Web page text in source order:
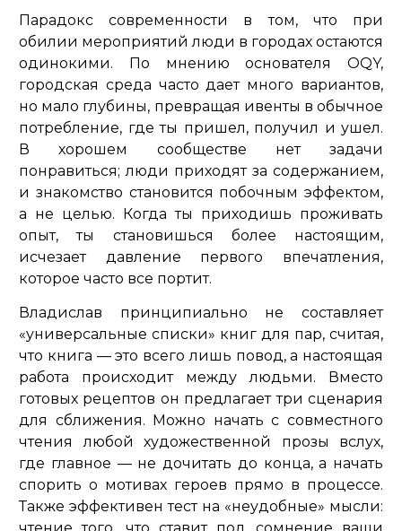
Парадокс современности в том, что при
обилии мероприятий люди в городах остаются
одинокими. По мнению основателя OQY,
городская среда часто дает много вариантов,
но мало глубины, превращая ивенты в обычное
потребление, где ты пришел, получил и ушел.
В хорошем сообществе нет задачи
понравиться; люди приходят за содержанием,
и знакомство становится побочным эффектом,
а не целью. Когда ты приходишь проживать
опыт, ты становишься более настоящим,
исчезает давление первого впечатления,
которое часто все портит.
Владислав принципиально не составляет
«универсальные списки» книг для пар, считая,
что книга — это всего лишь повод, а настоящая
работа происходит между людьми. Вместо
готовых рецептов он предлагает три сценария
для сближения. Можно начать с совместного
чтения любой художественной прозы вслух,
где главное — не дочитать до конца, а начать
спорить о мотивах героев прямо в процессе.
Также эффективен тест на «неудобные» мысли: